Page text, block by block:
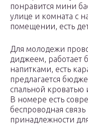
понравится мини
улице и комната с
помещении, есть
Для молодежи
диджеем, работает
напитками, есть
предлагается
спальной кроватью
В номере есть
беспроводная
принадлежности